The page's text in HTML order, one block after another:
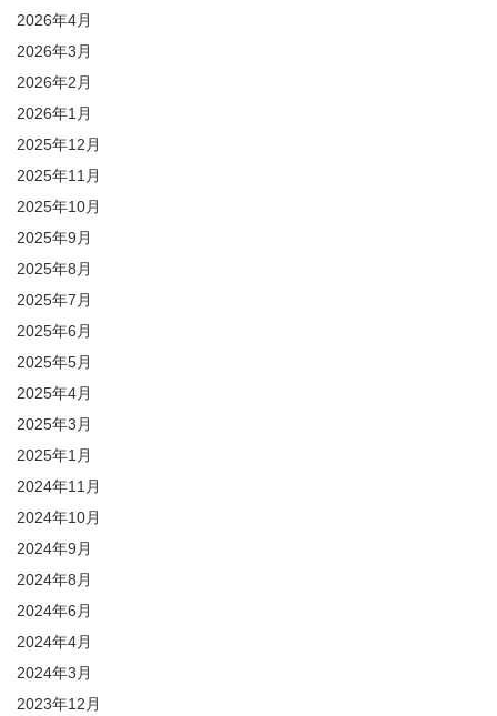
2026年4月
2026年3月
2026年2月
2026年1月
2025年12月
2025年11月
2025年10月
2025年9月
2025年8月
2025年7月
2025年6月
2025年5月
2025年4月
2025年3月
2025年1月
2024年11月
2024年10月
2024年9月
2024年8月
2024年6月
2024年4月
2024年3月
2023年12月